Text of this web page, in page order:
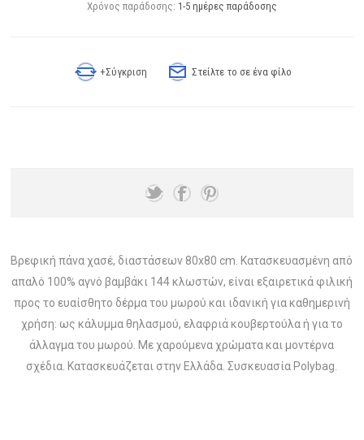
Χρόνος παράδοσης: 1-5 ημέρες παράδοσης
+Σύγκριση Στείλτε το σε ένα φίλο
Βρεφική πάνα χασέ, διαστάσεων 80x80 cm. Κατασκευασμένη από
απαλό 100% αγνό βαμβάκι 144 κλωστών, είναι εξαιρετικά φιλική
προς το ευαίσθητο δέρμα του μωρού και ιδανική για καθημερινή
χρήση: ως κάλυμμα θηλασμού, ελαφριά κουβερτούλα ή για το
άλλαγμα του μωρού. Με χαρούμενα χρώματα και μοντέρνα
σχέδια. Κατασκευάζεται στην Ελλάδα. Συσκευασία Polybag.